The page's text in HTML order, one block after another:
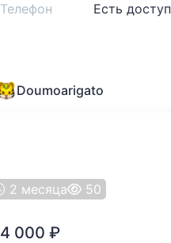
Телефон
Есть доступ
Doumoarigato
2 месяца 50
4 000 ₽